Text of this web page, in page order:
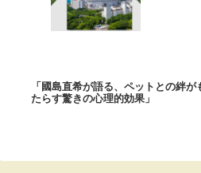
「國島直希が語る、ペットとの絆が
たらす驚きの心理的効果」